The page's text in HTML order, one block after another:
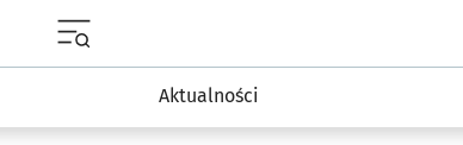
Aktualności